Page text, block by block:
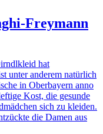
Freymann
hat
unter anderem natürlich
in Oberbayern anno
Kost, die gesunde
sich zu kleiden.
die Damen aus